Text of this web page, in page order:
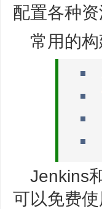
配置各种
常用的构
Jenkins
可以免费